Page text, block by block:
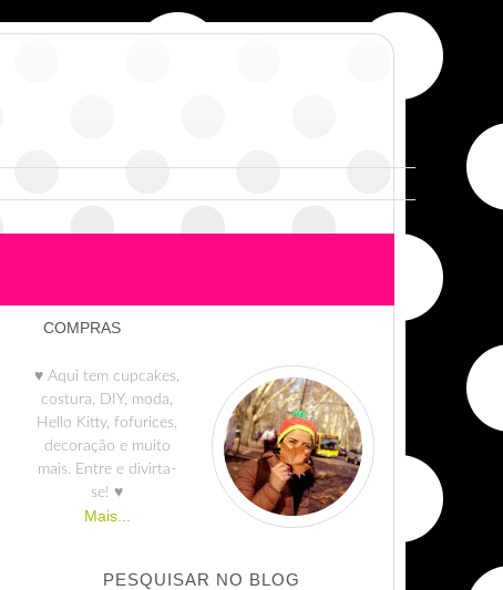
COMPRAS
♥ Aqui tem cupcakes,
costura, DIY, moda,
Hello Kitty, fofurices,
decoração e muito
mais. Entre e divirta-
se! ♥
Mais...
PESQUISAR NO BLOG